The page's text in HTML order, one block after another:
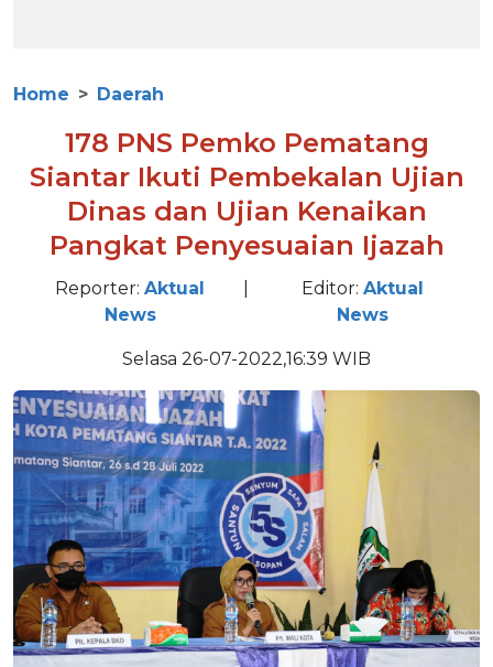
Home Daerah
178 PNS Pemko Pematang
Siantar Ikuti Pembekalan Ujian
Dinas dan Ujian Kenaikan
Pangkat Penyesuaian Ijazah
Reporter: Aktual
News
Editor:Aktual
News
Selasa 26-07-2022,16:39 WIB